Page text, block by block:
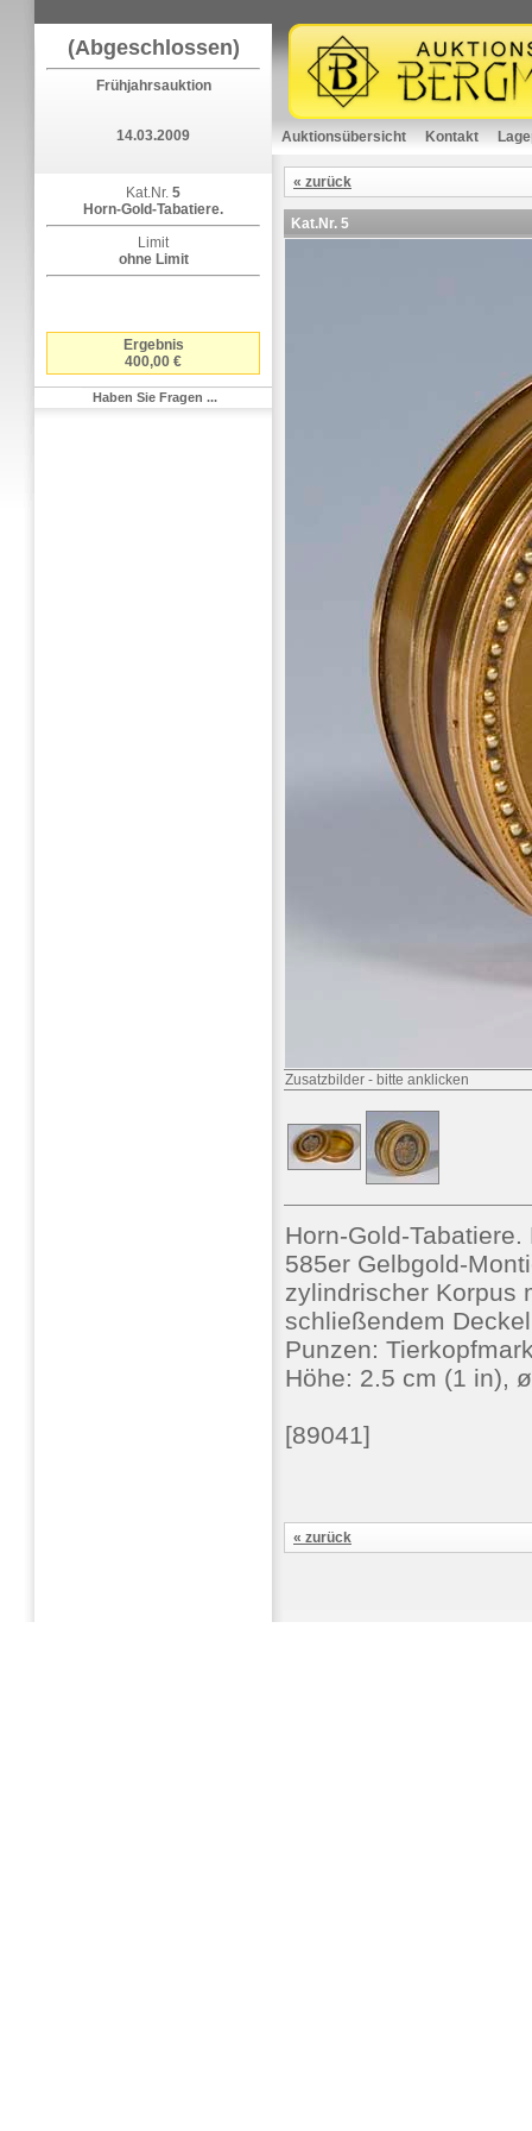
(Abgeschlossen)
Frühjahrsauktion
14.03.2009
Kat.Nr. 5
Horn-Gold-Tabatiere.
Limit
ohne Limit
Ergebnis
400,00 €
Haben Sie Fragen ...
Auktionsübersicht Kontakt
« zurück
Kat.Nr. 5
Zusatzbilder - bitte anklicken
Horn-Gold-
585er Gelbgold-
zylindrischer Korpus
schließendem
Punzen:
Höhe: 2.5 cm (1 in),
[89041]
« zurück